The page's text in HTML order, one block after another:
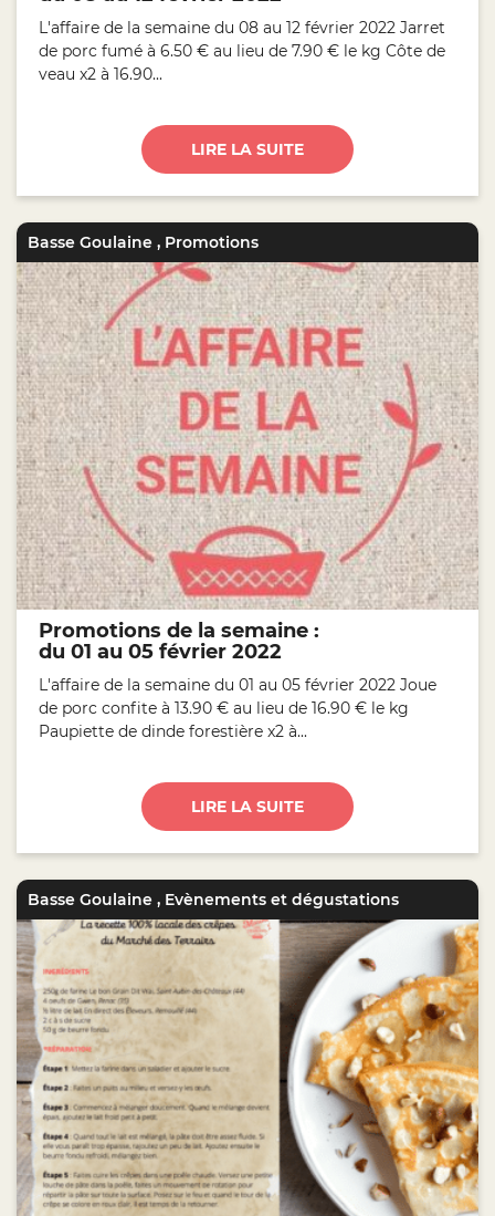
L'affaire de la semaine du 08 au 12 février 2022 Jarret
de porc fumé à 6.50 € au lieu de 7.90 € le kg Côte de
veau x2 à 16.90...
LIRE LA SUITE
Basse Goulaine , Promotions
Promotions de la semaine :
du 01 au 05 février 2022
L'affaire de la semaine du 01 au 05 février 2022 Joue
de porc confite à 13.90 € au lieu de 16.90 € le kg
Paupiette de dinde forestière x2 à...
LIRE LA SUITE
Basse Goulaine , Evènements et dégustations